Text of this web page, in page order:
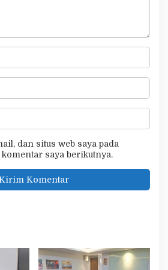
dan situs web saya pada
saya berikutnya.